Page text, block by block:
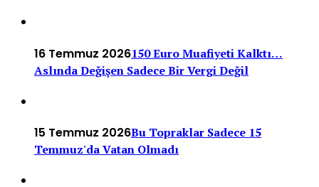
16 Temmuz 2026150 Euro Muafiyeti Kalktı…
Aslında Değişen Sadece Bir Vergi Değil
15 Temmuz 2026Bu Topraklar Sadece 15
Temmuz'da Vatan Olmadı